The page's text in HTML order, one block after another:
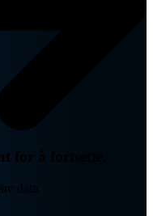
for å fortsette.
data.